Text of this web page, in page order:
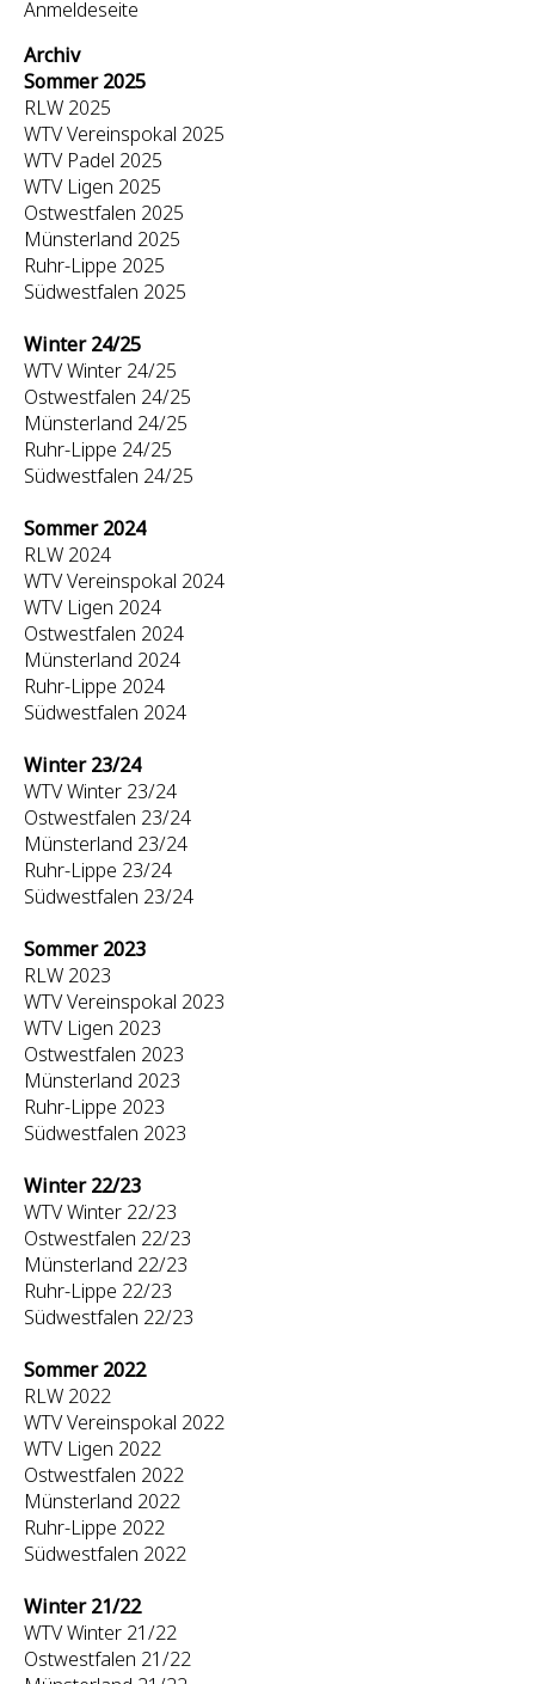
Anmeldeseite
Archiv
Sommer 2025
RLW 2025
WTV Vereinspokal 2025
WTV Padel 2025
WTV Ligen 2025
Ostwestfalen 2025
Münsterland 2025
Ruhr-Lippe 2025
Südwestfalen 2025
Winter 24/25
WTV Winter 24/25
Ostwestfalen 24/25
Münsterland 24/25
Ruhr-Lippe 24/25
Südwestfalen 24/25
Sommer 2024
RLW 2024
WTV Vereinspokal 2024
WTV Ligen 2024
Ostwestfalen 2024
Münsterland 2024
Ruhr-Lippe 2024
Südwestfalen 2024
Winter 23/24
WTV Winter 23/24
Ostwestfalen 23/24
Münsterland 23/24
Ruhr-Lippe 23/24
Südwestfalen 23/24
Sommer 2023
RLW 2023
WTV Vereinspokal 2023
WTV Ligen 2023
Ostwestfalen 2023
Münsterland 2023
Ruhr-Lippe 2023
Südwestfalen 2023
Winter 22/23
WTV Winter 22/23
Ostwestfalen 22/23
Münsterland 22/23
Ruhr-Lippe 22/23
Südwestfalen 22/23
Sommer 2022
RLW 2022
WTV Vereinspokal 2022
WTV Ligen 2022
Ostwestfalen 2022
Münsterland 2022
Ruhr-Lippe 2022
Südwestfalen 2022
Winter 21/22
WTV Winter 21/22
Ostwestfalen 21/22